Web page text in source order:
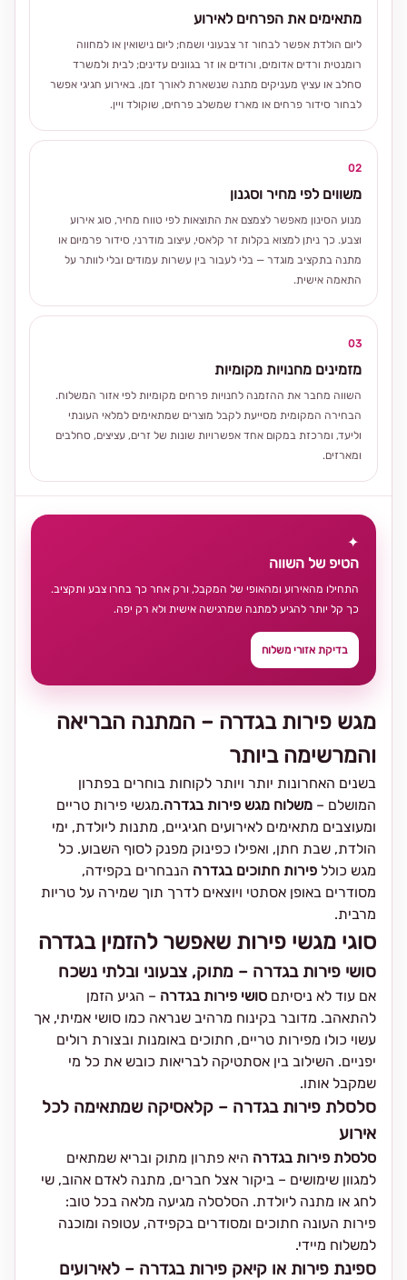
מתאימים את הפרחים לאירוע
ליום הולדת אפשר לבחור זר צבעוני ושמח; ליום נישואין או למחווה
רומנטית ורדים אדומים, ורודים או זר בגוונים עדינים; לבית ולמשרד
סחלב או עציץ מעניקים מתנה שנשארת לאורך זמן. באירוע חגיגי אפשר
לבחור סידור פרחים או מארז שמשלב פרחים, שוקולד ויין.
02
משווים לפי מחיר וסגנון
מנוע הסינון מאפשר לצמצם את התוצאות לפי טווח מחיר, סוג אירוע
וצבע. כך ניתן למצוא בקלות זר קלאסי, עיצוב מודרני, סידור פרמיום או
מתנה בתקציב מוגדר — בלי לעבור בין עשרות עמודים ובלי לוותר על
התאמה אישית.
03
מזמינים מחנויות מקומיות
השווה מחבר את ההזמנה לחנויות פרחים מקומיות לפי אזור המשלוח.
הבחירה המקומית מסייעת לקבל מוצרים שמתאימים למלאי העונתי
וליעד, ומרכזת במקום אחד אפשרויות שונות של זרים, עציצים, סחלבים
ומארזים.
מגש פירות בגדרה – המתנה הבריאה
והמרשימה ביותר
בשנים האחרונות יותר ויותר לקוחות בוחרים בפתרון
המושלם – משלוח מגש פירות בגדרה.מגשי פירות טריים
ומעוצבים מתאימים לאירועים חגיגיים, מתנות ליולדת, ימי
הולדת, שבת חתן, ואפילו כפינוק מפנק לסוף השבוע. כל
מגש כולל פירות חתוכים בגדרה הנבחרים בקפידה,
מסודרים באופן אסתטי ויוצאים לדרך תוך שמירה על טריות
מרבית.
סוגי מגשי פירות שאפשר להזמין בגדרה
סושי פירות בגדרה – מתוק, צבעוני ובלתי נשכח
אם עוד לא ניסיתם סושי פירות בגדרה – הגיע הזמן
להתאהב. מדובר בקינוח מרהיב שנראה כמו סושי אמיתי, אך
עשוי כולו מפירות טריים, חתוכים באומנות ובצורת רולים
יפניים. השילוב בין אסתטיקה לבריאות כובש את כל מי
שמקבל אותו.
סלסלת פירות בגדרה – קלאסיקה שמתאימה לכל
אירוע
סלסלת פירות בגדרה היא פתרון מתוק ובריא שמתאים
למגוון שימושים – ביקור אצל חברים, מתנה לאדם אהוב, שי
לחג או מתנה ליולדת. הסלסלה מגיעה מלאה בכל טוב:
פירות העונה חתוכים ומסודרים בקפידה, עטופה ומוכנה
למשלוח מיידי.
ספינת פירות או קיאק פירות בגדרה – לאירועים
✦
הטיפ של השווה
התחילו מהאירוע ומהאופי של המקבל, ורק אחר כך בחרו צבע ותקציב.
כך קל יותר להגיע למתנה שמרגישה אישית ולא רק יפה.
בדיקת אזורי משלוח